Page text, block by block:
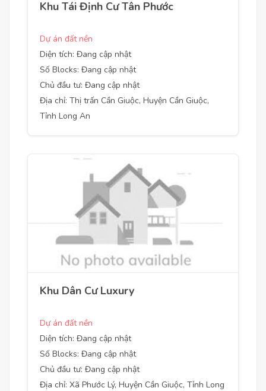
Khu Tái Định Cư Tân Phước
Dự án đất nền
Diện tích: Đang cập nhật
Số Blocks: Đang cập nhật
Chủ đầu tư: Đang cập nhật
Địa chỉ: Thị trấn Cần Giuộc, Huyện Cần Giuộc,
Tỉnh Long An
Khu Dân Cư Luxury
Dự án đất nền
Diện tích: Đang cập nhật
Số Blocks: Đang cập nhật
Chủ đầu tư: Đang cập nhật
Địa chỉ: Xã Phước Lý, Huyện Cần Giuộc, Tỉnh Long